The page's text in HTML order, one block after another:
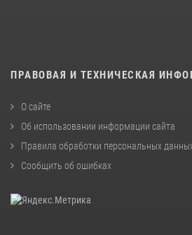
ПРАВОВАЯ И ТЕХНИЧЕСКАЯ
О сайте
Об использовании информации сайта
Правила обработки персональных
Сообщить об ошибках